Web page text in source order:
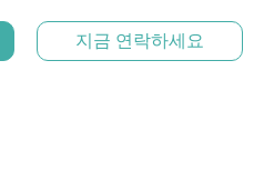
지금 연락하세요